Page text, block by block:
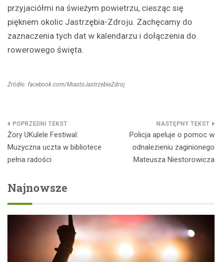
przyjaciółmi na świeżym powietrzu, ciesząc się
pięknem okolic Jastrzębia-Zdroju. Zachęcamy do
zaznaczenia tych dat w kalendarzu i dołączenia do
rowerowego święta.
Źródło: facebook.com/MiastoJastrzebieZdroj
Nawigacja
wpisu
Żory UKulele Festiwal:
Muzyczna uczta w bibliotece
pełna radości
Policja apeluje o pomoc w
odnalezieniu zaginionego
Mateusza Niestorowicza
Najnowsze